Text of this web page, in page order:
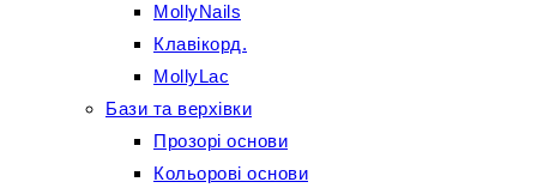
MollyNails
Клавікорд.
MollyLac
Бази та верхівки
Прозорі основи
Кольорові основи